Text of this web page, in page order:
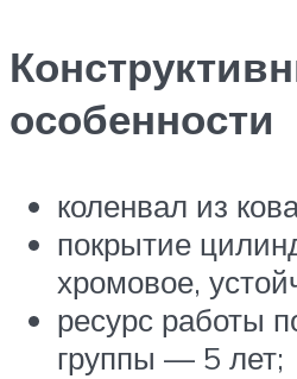
особенности
коленвал из
покрытие
хромовое,
ресурс работы
группы — 5 лет;